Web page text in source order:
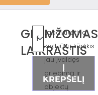
GLAMŽOMAS
LAIKRAŠTIS
Į
KREPŠELĮ
Labai tikėtina,
kad jūsų kūdikis
jau įvaldęs
griebimą ir
objektų